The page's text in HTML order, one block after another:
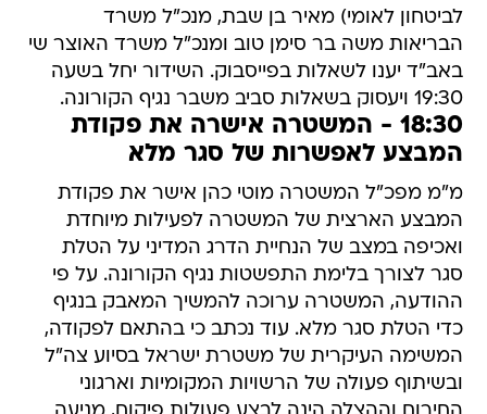
לביטחון לאומי) מאיר בן שבת, מנכ"ל משרד
הבריאות משה בר סימן טוב ומנכ"ל משרד האוצר שי
באב"ד יענו לשאלות בפייסבוק. השידור יחל בשעה
19:30 ויעסוק בשאלות סביב משבר נגיף הקורונה.
18:30 - המשטרה אישרה את פקודת
המבצע לאפשרות של סגר מלא
מ"מ מפכ"ל המשטרה מוטי כהן אישר את פקודת
המבצע הארצית של המשטרה לפעילות מיוחדת
ואכיפה במצב של הנחיית הדרג המדיני על הטלת
סגר לצורך בלימת התפשטות נגיף הקורונה. על פי
ההודעה, המשטרה ערוכה להמשיך המאבק בנגיף
כדי הטלת סגר מלא. עוד נכתב כי בהתאם לפקודה,
המשימה העיקרית של משטרת ישראל בסיוע צה"ל
ובשיתוף פעולה של הרשויות המקומיות וארגוני